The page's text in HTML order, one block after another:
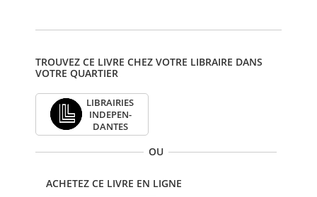
TROUVEZ CE LIVRE CHEZ VOTRE LIBRAIRE DANS
VOTRE QUARTIER
LIBRAI­RIES
INDE­PEN­
DANTES
OU
ACHETEZ CE LIVRE EN LIGNE